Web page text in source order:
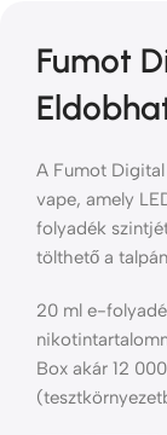
Fumot
A Fumot
vape, amely
folyadék
tölthető a
20 ml e-
Box akár 12